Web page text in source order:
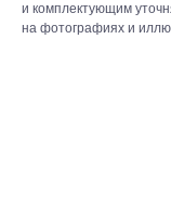
и комплектующим
на фотографиях и